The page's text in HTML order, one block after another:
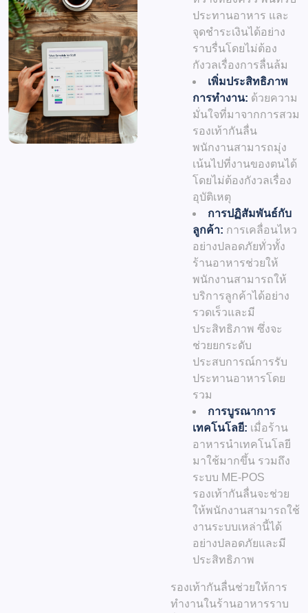
ประทานอาหาร และ
จุดชำระเงินได้อย่าง
ราบรื่นโดยไม่ต้อง
กังวลเรื่องการลื่นล้ม
เพิ่มประสิทธิภาพ
การทำงาน: ด้วยความ
มั่นใจที่มาจากการสวม
รองเท้ากันลื่น
พนักงานสามารถมุ่ง
เน้นไปที่งานของตนได้
โดยไม่ต้องกังวลเรื่อง
อุบัติเหตุ
การปฏิสัมพันธ์กับ
ลูกค้า: การเคลื่อนไหว
อย่างปลอดภัยทั่วทั้ง
ร้านอาหารช่วยให้
พนักงานสามารถให้
บริการลูกค้าได้อย่าง
รวดเร็วและมี
ประสิทธิภาพ ซึ่งจะ
ช่วยยกระดับ
ประสบการณ์การรับ
ประทานอาหารโดย
รวม
การบูรณาการ
เทคโนโลยี: เมื่อร้าน
อาหารนำเทคโนโลยี
มาใช้มากขึ้น รวมถึง
ระบบ ME-POS
รองเท้ากันลื่นจะช่วย
ให้พนักงานสามารถใช้
งานระบบเหล่านี้ได้
อย่างปลอดภัยและมี
ประสิทธิภาพ
รองเท้ากันลื่นช่วยให้การ
ทำงานในร้านอาหารราบ